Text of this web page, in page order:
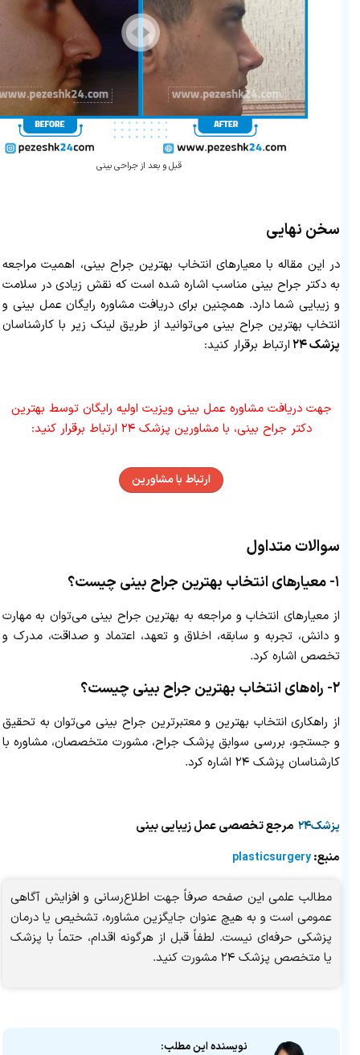
قبل و بعد از جراحی بینی
سخن نهایی
در این مقاله با معیارهای انتخاب بهترین جراح بینی، اهمیت مراجعه
به دکتر جراح بینی مناسب اشاره شده است که نقش زیادی در سلامت
و زیبایی شما دارد. همچنین برای دریافت مشاوره رایگان عمل بینی و
انتخاب بهترین جراح بینی می‌توانید از طریق لینک زیر با کارشناسان
پزشک ۲۴
ارتباط برقرار کنید:
جهت دریافت مشاوره عمل بینی ویزیت اولیه رایگان توسط بهترین
دکتر جراح بینی، با مشاورین پزشک ۲۴ ارتباط برقرار کنید:
ارتباط با مشاورین
سوالات متداول
۱- معیارهای انتخاب بهترین جراح بینی چیست؟
از معیارهای انتخاب و مراجعه به بهترین جراح بینی می‌توان به مهارت
و دانش، تجربه و سابقه، اخلاق و تعهد، اعتماد و صداقت، مدرک و
تخصص اشاره کرد.
۲- راه‌های انتخاب بهترین جراح بینی چیست؟
از راهکاری انتخاب بهترین و معتبرترین جراح بینی می‌توان به تحقیق
و جستجو، بررسی سوابق پزشک جراح، مشورت متخصصان، مشاوره با
کارشناسان پزشک ۲۴ اشاره کرد.
پزشک۲۴
مرجع تخصصی عمل زیبایی بینی
منبع:plasticsurgery
مطالب علمی این صفحه صرفاً جهت اطلاع‌رسانی و افزایش آگاهی
عمومی است و به هیچ عنوان جایگزین مشاوره، تشخیص یا درمان
پزشکی حرفه‌ای نیست. لطفاً قبل از هرگونه اقدام، حتماً با پزشک
یا متخصص پزشک ۲۴ مشورت کنید.
نویسنده این مطلب: